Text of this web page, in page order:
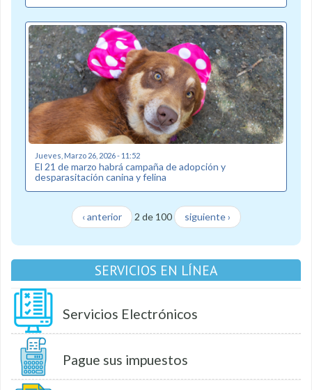
Jueves, Marzo 26, 2026 - 11:52
El 21 de marzo habrá campaña de adopción y
desparasitación canina y felina
‹ anterior 2 de 100 siguiente ›
SERVICIOS EN LÍNEA
Servicios Electrónicos
Pague sus impuestos